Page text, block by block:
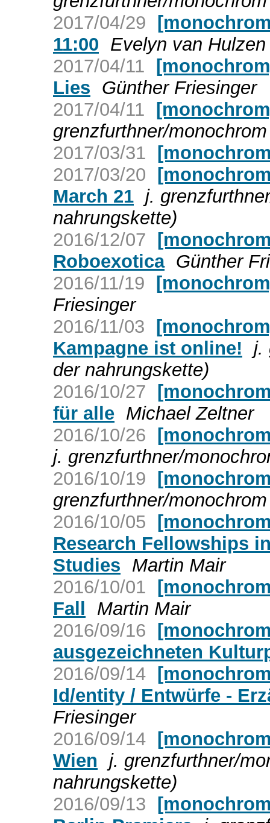
2017/04/29
11:00 Evelyn van Hulzen
2017/04/11
Lies Günther Friesinger
2017/04/11
grenzfurthner/
2017/03/31
2017/03/20
March 21 j.
nahrungskette)
2016/12/07
Roboexotica Günther
2016/11/19
Friesinger
2016/11/03
Kampagne ist online! j.
der nahrungskette)
2016/10/27
für alle Michael Zeltner
2016/10/26
j. grenzfurthner/
2016/10/19
grenzfurthner/
2016/10/05
Research Fellowships
Studies Martin Mair
2016/10/01
Fall
Martin Mair
2016/09/16
ausgezeichneten
2016/09/14
Id/entity / Entwürfe -
Friesinger
2016/09/14
Wien j. grenzfurthner/
nahrungskette)
2016/09/13